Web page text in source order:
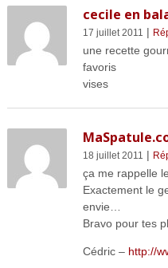
cecile en
17 juillet 2011 |
une recette
favoris
vises
18 juillet 2011 |
ça me rappelle
Exactement le
envie…
Bravo pour tes
Cédric – http://